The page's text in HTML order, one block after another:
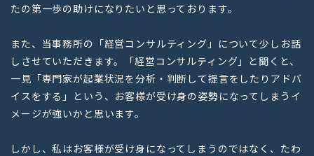
たの第一歩の助けになりたいと思っております。
また、当事務所の「経営コンサルティング」について少しお話
しさせていただきます。「経営コンサルティング」と聞くと、
一見「専門家が起業状況を分析・判断して提言をしたりアドバ
イスをする」という、お客様が受け身の姿勢になってしまうイ
メージが強いかと思います。
しかし、私はお客様が受け身になってしまうのではなく、たわ